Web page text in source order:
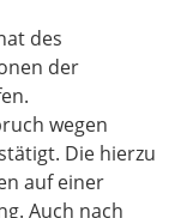
des
der
wegen
Die hierzu
auf einer
Auch nach